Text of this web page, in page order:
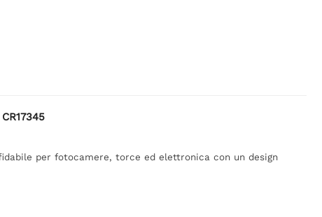
per fotocamere, torce ed elettronica con un design